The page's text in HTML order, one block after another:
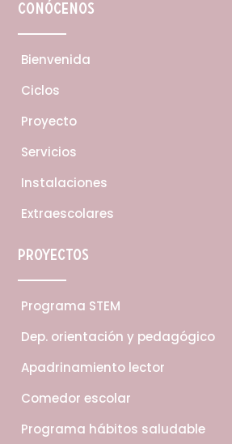
Conócenos
Bienvenida
Ciclos
Proyecto
Servicios
Instalaciones
Extraescolares
Proyectos
Programa STEM
Dep. orientación y pedagógico
Apadrinamiento lector
Comedor escolar
Programa hábitos saludable